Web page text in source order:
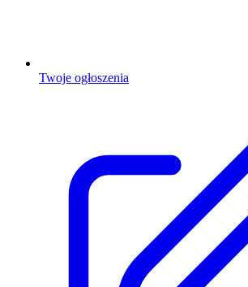
Twoje ogłoszenia